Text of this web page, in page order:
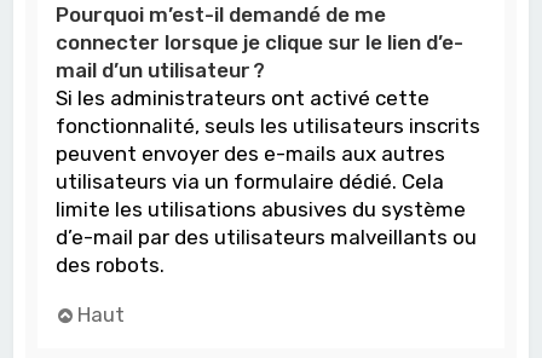
Pourquoi m’est-il demandé de me
connecter lorsque je clique sur le lien d’e-
mail d’un utilisateur ?
Si les administrateurs ont activé cette
fonctionnalité, seuls les utilisateurs inscrits
peuvent envoyer des e-mails aux autres
utilisateurs via un formulaire dédié. Cela
limite les utilisations abusives du système
d’e-mail par des utilisateurs malveillants ou
des robots.
Haut